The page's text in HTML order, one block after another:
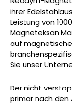
ihrer
Leistung von
Magneteksan
auf
Sie unser
Der nicht
primär nach den